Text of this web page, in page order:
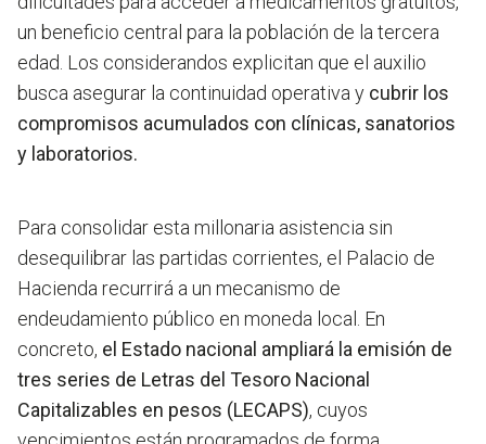
un beneficio central para la población de la tercera
edad. Los considerandos explicitan que el auxilio
busca asegurar la continuidad operativa y cubrir los
compromisos acumulados con clínicas, sanatorios
y laboratorios.
Para consolidar esta millonaria asistencia sin
desequilibrar las partidas corrientes, el Palacio de
Hacienda recurrirá a un mecanismo de
endeudamiento público en moneda local. En
concreto, el Estado nacional ampliará la emisión de
tres series de Letras del Tesoro Nacional
Capitalizables en pesos (LECAPS), cuyos